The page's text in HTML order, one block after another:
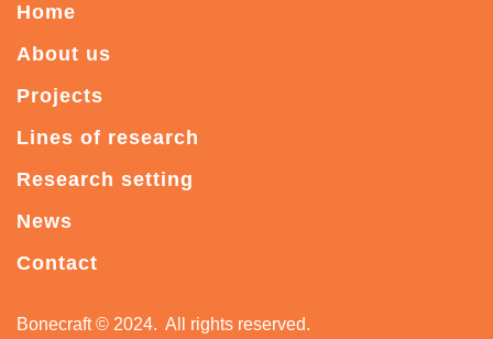
Home
About us
Projects
Lines of research
Research setting
News
Contact
Bonecraft© 2024. All rights reserved.